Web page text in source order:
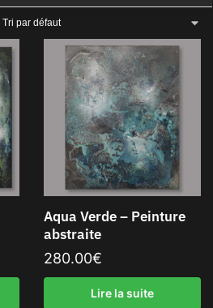
Aqua Verde – Peinture
abstraite
280.00€
Lire la suite